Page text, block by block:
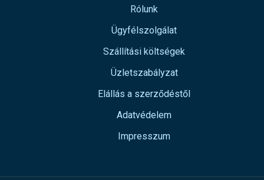
Rólunk
Ügyfélszolgálat
Szállítási költségek
Üzletszabályzat
Elállás a szerződéstől
Adatvédelem
Impresszum